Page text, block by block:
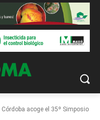
Córdoba acoge el 35º Simposio